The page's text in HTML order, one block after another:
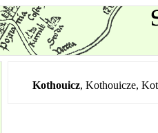
Kothouicz, Kothouicze,